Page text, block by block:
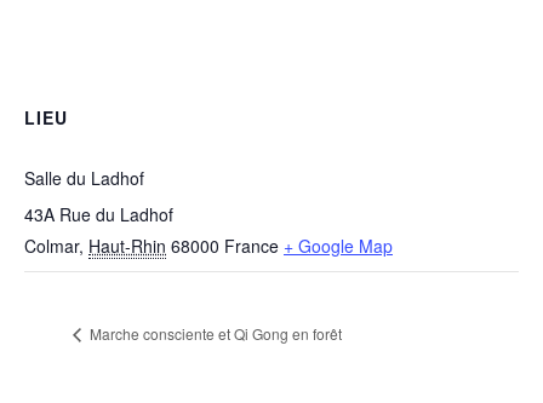
LIEU
Salle du Ladhof
43A Rue du Ladhof
Colmar, Haut-Rhin 68000 France + Google Map
Marche consciente et Qi Gong en forêt